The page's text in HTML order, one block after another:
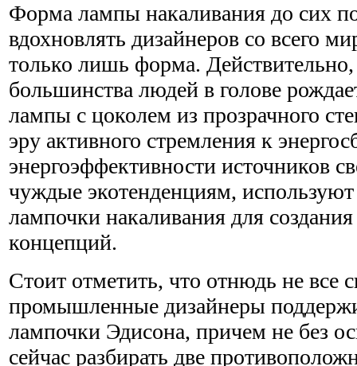
Форма лампы накаливания до сих
вдохновлять дизайнеров со всего
только лишь форма.
большинства людей в голове
лампы с цоколем из прозрачного
эру активного стремления к
энергоэффективности источников
чуждые экотенденциям,
лампочки накаливания для
концепций.
Стоит отметить, что отнюдь не все
промышленные дизайнеры
лампочки Эдисона, причем не без
сейчас разбирать две